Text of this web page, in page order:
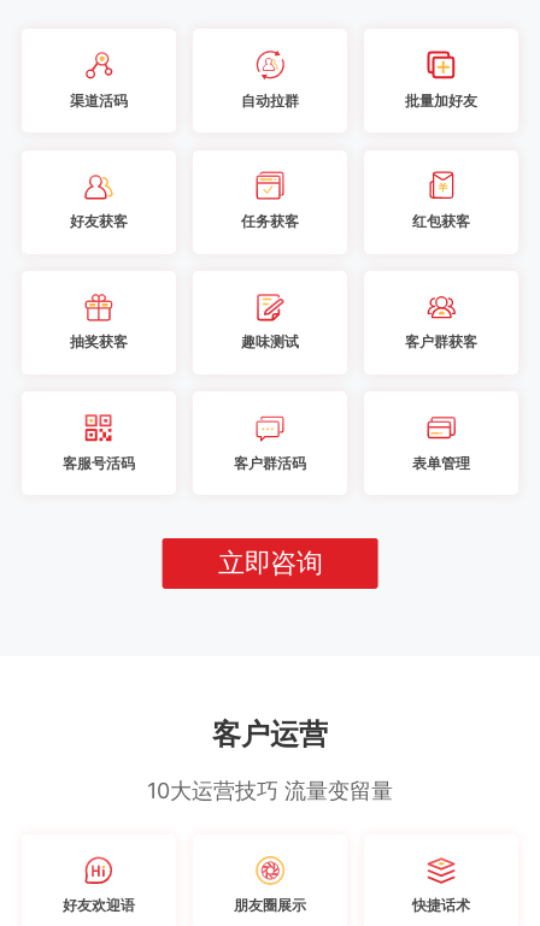
渠道活码 自动拉群 批量加好友
好友获客 任务获客 红包获客
抽奖获客 趣味测试 客户群获客
客服号活码 客户群活码 表单管理
立即咨询
客户运营
10大运营技巧 流量变留量
好友欢迎语 朋友圈展示 快捷话术